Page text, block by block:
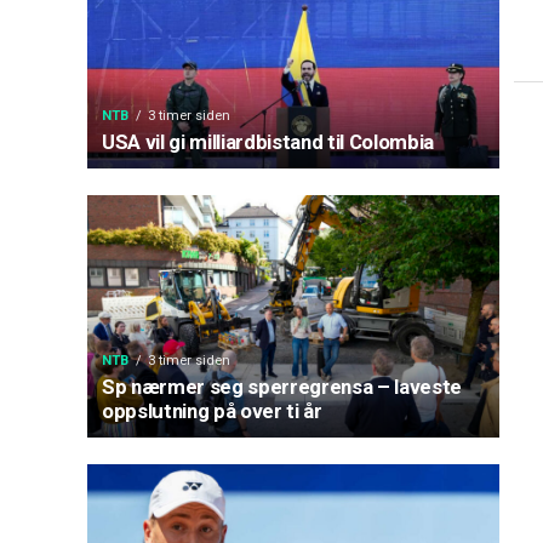
NTB 3 timer siden
USA vil gi milliardbistand til Colombia
NTB 3 timer siden
Sp nærmer seg sperregrensa – laveste
oppslutning på over ti år